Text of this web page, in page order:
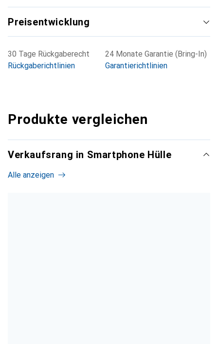
Preisentwicklung
30 Tage Rückgaberecht
Rückgaberichtlinien
24 Monate Garantie (Bring-In)
Garantierichtlinien
Produkte vergleichen
Verkaufsrang in Smartphone Hülle
Alle anzeigen